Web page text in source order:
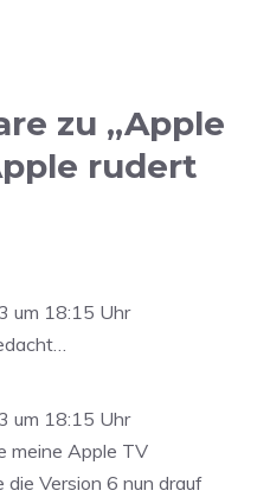
zu „Apple
rudert
um 18:15 Uhr
um 18:15 Uhr
meine Apple TV
die Version 6 nun drauf